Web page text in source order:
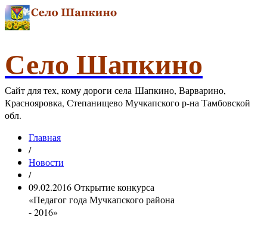
Село Шапкино
Сайт для тех, кому дороги села Шапкино, Варварино,
Краснояровка, Степанищево Мучкапского р-на Тамбовской
обл.
Главная
/
Новости
/
09.02.2016 Открытие конкурса
«Педагог года Мучкапского района
- 2016»